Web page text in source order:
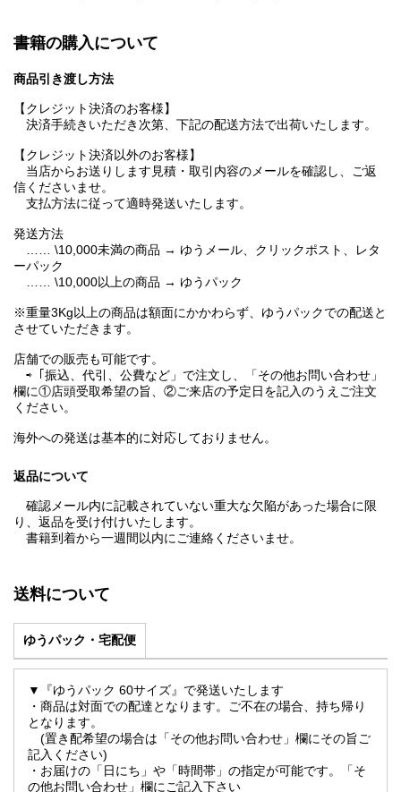
書籍の購入について
商品引き渡し方法
【クレジット決済のお客様】
決済手続きいただき次第、下記の配送方法で出荷いたします。
【クレジット決済以外のお客様】
当店からお送りします見積・取引内容のメールを確認し、ご返
信くださいませ。
支払方法に従って適時発送いたします。
発送方法
…… \10,000未満の商品 → ゆうメール、クリックポスト、レタ
ーパック
…… \10,000以上の商品 → ゆうパック
※重量3Kg以上の商品は額面にかかわらず、ゆうパックでの配送と
させていただきます。
店舗での販売も可能です。
⇨「振込、代引、公費など」で注文し、「その他お問い合わせ」
欄に①店頭受取希望の旨、②ご来店の予定日を記入のうえご注文
ください。
海外への発送は基本的に対応しておりません。
返品について
確認メール内に記載されていない重大な欠陥があった場合に限
り、返品を受け付けいたします。
書籍到着から一週間以内にご連絡くださいませ。
送料について
ゆうパック・宅配便
▼『ゆうパック 60サイズ』で発送いたします
・商品は対面での配達となります。ご不在の場合、持ち帰り
となります。
(置き配希望の場合は「その他お問い合わせ」欄にその旨ご
記入ください)
・お届けの「日にち」や「時間帯」の指定が可能です。「そ
の他お問い合わせ」欄にご記入下さい